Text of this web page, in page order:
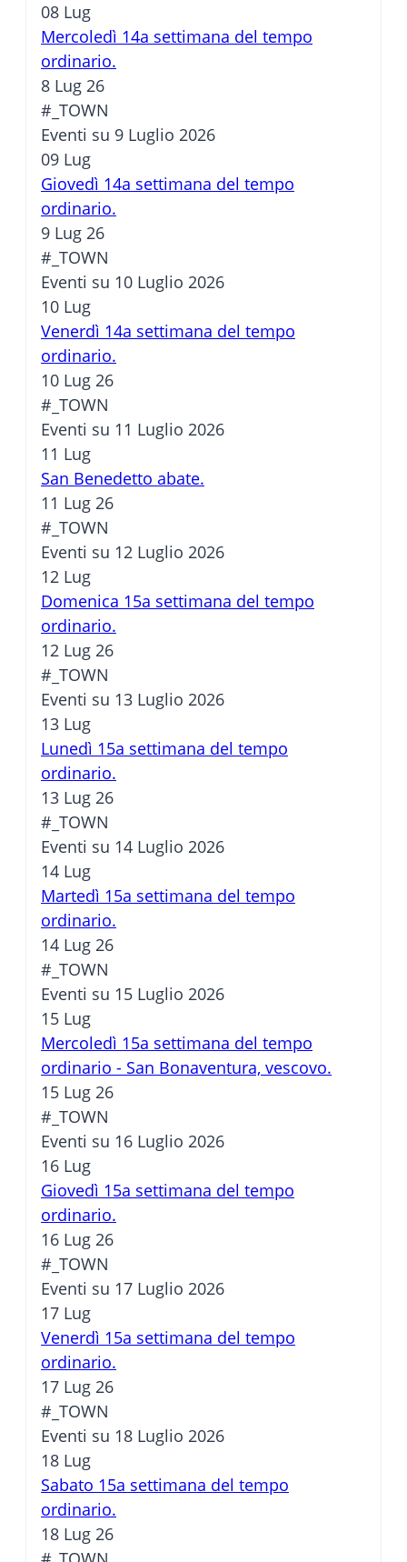
08 Lug
Mercoledì 14a settimana del tempo
ordinario.
8 Lug 26
#_TOWN
Eventi su 9 Luglio 2026
09 Lug
Giovedì 14a settimana del tempo
ordinario.
9 Lug 26
#_TOWN
Eventi su 10 Luglio 2026
10 Lug
Venerdì 14a settimana del tempo
ordinario.
10 Lug 26
#_TOWN
Eventi su 11 Luglio 2026
11 Lug
San Benedetto abate.
11 Lug 26
#_TOWN
Eventi su 12 Luglio 2026
12 Lug
Domenica 15a settimana del tempo
ordinario.
12 Lug 26
#_TOWN
Eventi su 13 Luglio 2026
13 Lug
Lunedì 15a settimana del tempo
ordinario.
13 Lug 26
#_TOWN
Eventi su 14 Luglio 2026
14 Lug
Martedì 15a settimana del tempo
ordinario.
14 Lug 26
#_TOWN
Eventi su 15 Luglio 2026
15 Lug
Mercoledì 15a settimana del tempo
ordinario - San Bonaventura, vescovo.
15 Lug 26
#_TOWN
Eventi su 16 Luglio 2026
16 Lug
Giovedì 15a settimana del tempo
ordinario.
16 Lug 26
#_TOWN
Eventi su 17 Luglio 2026
17 Lug
Venerdì 15a settimana del tempo
ordinario.
17 Lug 26
#_TOWN
Eventi su 18 Luglio 2026
18 Lug
Sabato 15a settimana del tempo
ordinario.
18 Lug 26